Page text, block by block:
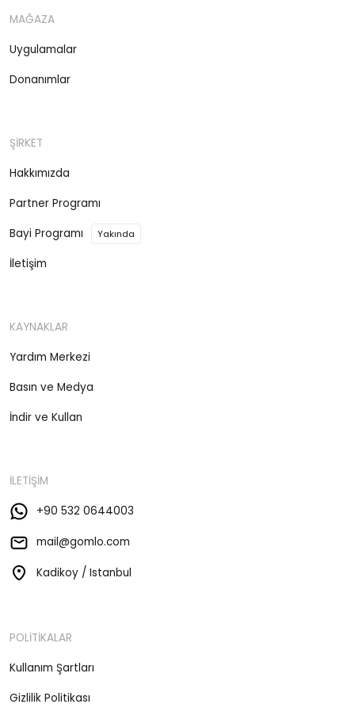
MAĞAZA
Uygulamalar
Donanımlar
ŞİRKET
Hakkımızda
Partner Programı
Bayi Programı
Yakında
İletişim
KAYNAKLAR
Yardım Merkezi
Basın ve Medya
İndir ve Kullan
İLETİŞİM
+90 532 0644003
mail@gomlo.com
Kadikoy / Istanbul
POLİTİKALAR
Kullanım Şartları
Gizlilik Politikası